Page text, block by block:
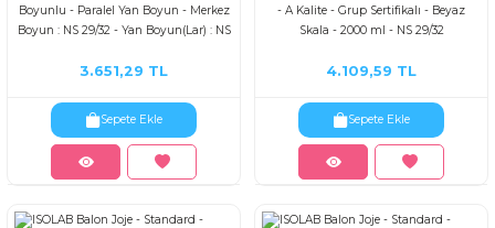
Boyunlu - Paralel Yan Boyun - Merkez
Boyun : NS 29/32 - Yan Boyun(Lar) : NS
3.651,29 TL
Sepete Ekle
- A Kalite - Grup Sertifikalı - Beyaz
Skala - 2000 ml - NS 29/32
4.109,59 TL
Sepete Ekle